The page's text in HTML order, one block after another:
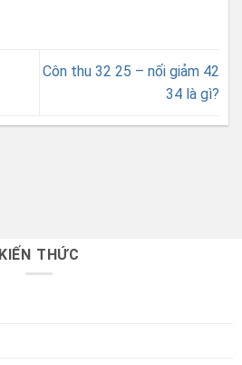
Côn thu 32 25 – nối giảm 42
34 là gì?
KIẾN THỨC